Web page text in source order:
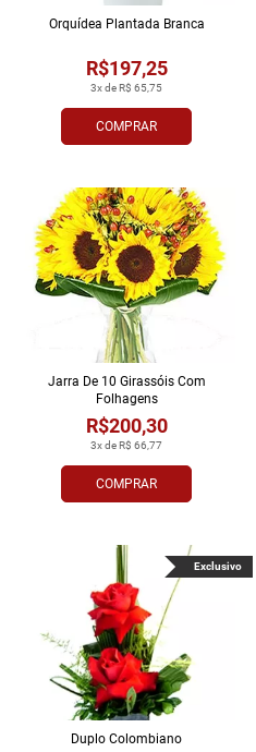
COMPRAR
3x de R$ 65,75
R$197,25
Orquídea Plantada Branca
COMPRAR
3x de R$ 66,77
R$200,30
Jarra De 10 Girassóis Com
Folhagens
Duplo Colombiano
Exclusivo